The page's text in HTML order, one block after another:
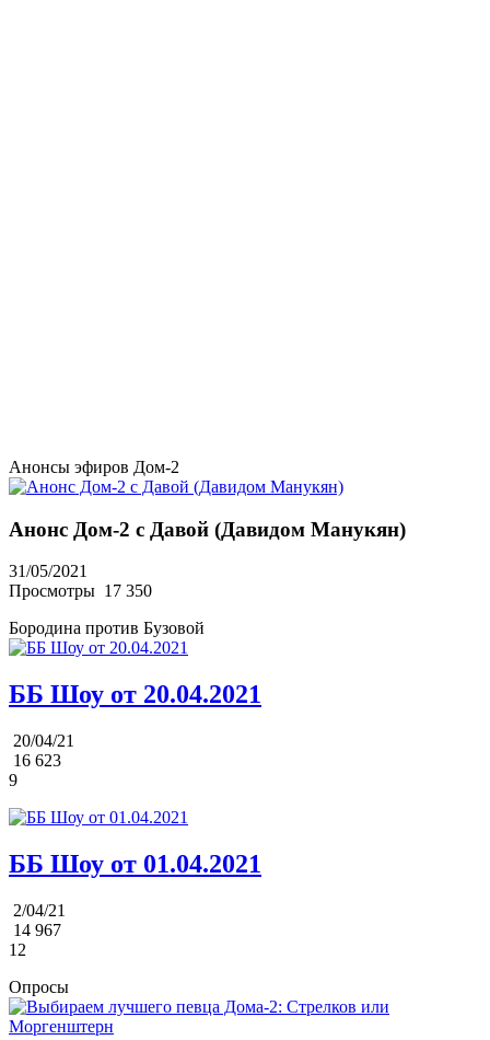
Анонсы эфиров Дом-2
Анонс Дом-2 с Давой (Давидом Манукян)
31/05/2021
Просмотры 17 350
Бородина против Бузовой
ББ Шоу от 20.04.2021
20/04/21
16 623
9
ББ Шоу от 01.04.2021
2/04/21
14 967
12
Опросы